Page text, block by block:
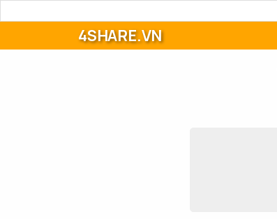
4SHARE.VN